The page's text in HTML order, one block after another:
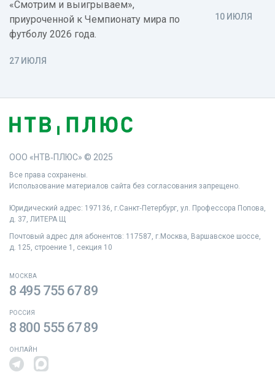
«Смотрим и выигрываем»,
приуроченной к Чемпионату мира по
футболу 2026 года.
27 ИЮЛЯ
10 ИЮЛЯ
ООО «НТВ‑ПЛЮС» © 2025
Все права сохранены.
Использование материалов сайта без согласования запрещено.
Юридический адрес: 197136, г.Санкт‑Петербург, ул. Профессора Попова,
д. 37, ЛИТЕРА Щ
Почтовый адрес для абонентов: 117587, г.Москва, Варшавское шоссе,
д. 125, строение 1, секция 10
МОСКВА
8 495 755 67 89
РОССИЯ
8 800 555 67 89
ОНЛАЙН